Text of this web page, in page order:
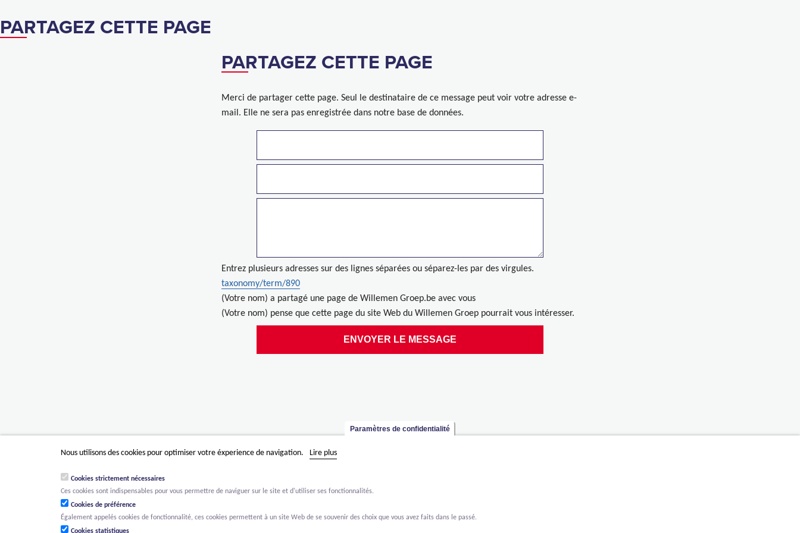
PARTAGEZ CETTE PAGE
PARTAGEZ CETTE PAGE
Merci de partager cette page. Seul le destinataire de ce message peut voir votre adresse e-
mail. Elle ne sera pas enregistrée dans notre base de données.
Entrez plusieurs adresses sur des lignes séparées ou séparez-les par des virgules.
taxonomy/term/890
(Votre nom) a partagé une page de Willemen Groep.be avec vous
(Votre nom) pense que cette page du site Web du Willemen Groep pourrait vous intéresser.
Paramètres de confidentialité
Nous utilisons des cookies pour optimiser votre éxperience de navigation. Lire plus
Cookies strictement nécessaires
Ces cookies sont indispensables pour vous permettre de naviguer sur le site et d'utiliser ses fonctionnalités.
Cookies de préférence
Également appelés cookies de fonctionnalité, ces cookies permettent à un site Web de se souvenir des choix que vous avez faits dans le passé.
Cookies statistiques